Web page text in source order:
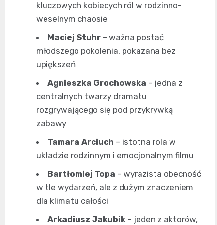
kluczowych kobiecych ról w rodzinno-
weselnym chaosie
Maciej Stuhr – ważna postać
młodszego pokolenia, pokazana bez
upiększeń
Agnieszka Grochowska – jedna z
centralnych twarzy dramatu
rozgrywającego się pod przykrywką
zabawy
Tamara Arciuch – istotna rola w
układzie rodzinnym i emocjonalnym filmu
Bartłomiej Topa – wyrazista obecność
w tle wydarzeń, ale z dużym znaczeniem
dla klimatu całości
Arkadiusz Jakubik – jeden z aktorów,